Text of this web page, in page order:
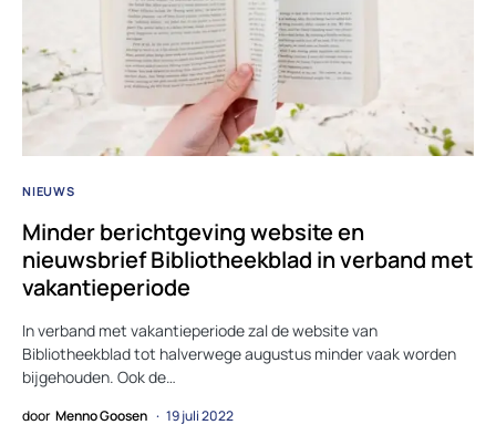
NIEUWS
Minder berichtgeving website en
nieuwsbrief Bibliotheekblad in verband met
vakantieperiode
In verband met vakantieperiode zal de website van
Bibliotheekblad tot halverwege augustus minder vaak worden
bijgehouden. Ook de…
door Menno Goosen 19 juli 2022